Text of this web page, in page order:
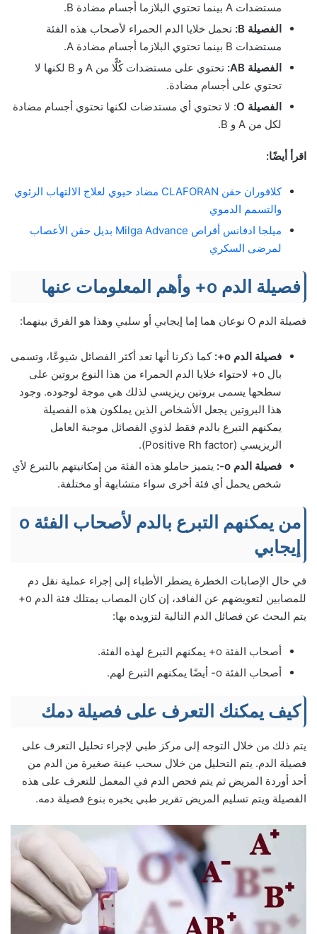
مستضدات A بينما تحتوي البلازما أجسام مضادة B.
الفصيلة B:
تحمل خلايا الدم الحمراء لأصحاب هذه الفئة
مستضدات B بينما تحتوي البلازما أجسام مضادة A.
الفصيلة AB:
تحتوي على مستضدات كُلًّا من A و B لكنها لا
تحتوي على أجسام مضادة.
الفصيلة O
: لا تحتوي أي مستدضات لكنها تحتوي أجسام مضادة
لكل من A و B.
اقرأ أيضًا:
كلافوران حقن CLAFORAN مضاد حيوي لعلاج الالتهاب الرئوي
والتسمم الدموي
ميلجا ادفانس أقراص Milga Advance بديل حقن الأعصاب
لمرضى السكري
فصيلة الدم o+ وأهم المعلومات عنها
فصيلة الدم O نوعان هما إما إيجابي أو سلبي وهذا هو الفرق بينهما:
فصيلة الدم o+:
كما ذكرنا أنها تعد أكثر الفصائل شيوعًا، وتسمى
بال o+ لاحتواء خلايا الدم الحمراء من هذا النوع بروتين على
سطحها يسمى بروتين ريزيسي لذلك هي موجة لوجوده. وجود
هذا البروتين يجعل الأشخاص الذين يملكون هذه الفصيلة
يمكنهم التبرع بالدم فقط لذوي الفصائل موجبة العامل
الريزيسي (Positive Rh factor).
فصيلة الدم o-:
يتميز حاملو هذه الفئة من إمكانيتهم بالتبرع لأي
شخص يحمل أي فئة أخرى سواء متشابهة أو مختلفة.
من يمكنهم التبرع بالدم لأصحاب الفئة o
إيجابي
في حال الإصابات الخطرة يضطر الأطباء إلى إجراء عملية نقل دم
للمصابين لتعويضهم عن الفاقد، إن كان المصاب يمتلك فئة الدم o+
يتم البحث عن فصائل الدم التالية لتزويده بها:
أصحاب الفئة o+ يمكنهم التبرع لهذه الفئة.
أصحاب الفئة o- أيضًا يمكنهم التبرع لهم.
كيف يمكنك التعرف على فصيلة دمك
يتم ذلك من خلال التوجه إلى مركز طبي لإجراء تحليل التعرف على
فصيلة الدم. يتم التحليل من خلال سحب عينة صغيرة من الدم من
أحد أوردة المريض ثم يتم فحص الدم في المعمل للتعرف على هذه
الفصيلة ويتم تسليم المريض تقرير طبي يخبره بنوع فصيلة دمه.